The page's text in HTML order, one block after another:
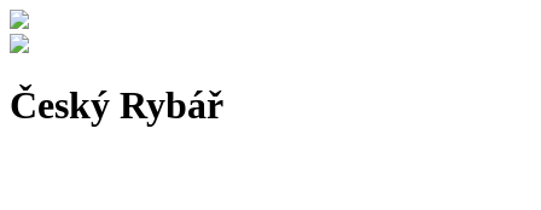
Český Rybář